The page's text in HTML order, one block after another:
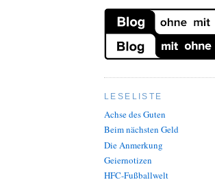
LESELISTE
Achse des Guten
Beim nächsten Geld
Die Anmerkung
Geiernotizen
HFC-Fußballwelt